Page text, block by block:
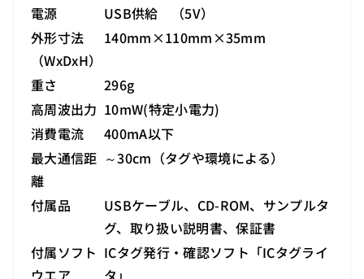
電源
USB供給 （5V）
外形寸法
（WxDxH）
140mm×110mm×35mm
重さ
296g
高周波出力 10mW(特定小電力)
消費電流
400mA以下
最大通信距
離
～30cm（タグや環境による）
付属品
USBケーブル、CD-ROM、サンプルタ
グ、取り扱い説明書、保証書
付属ソフト
ウエア
ICタグ発行・確認ソフト「ICタグライ
タ」